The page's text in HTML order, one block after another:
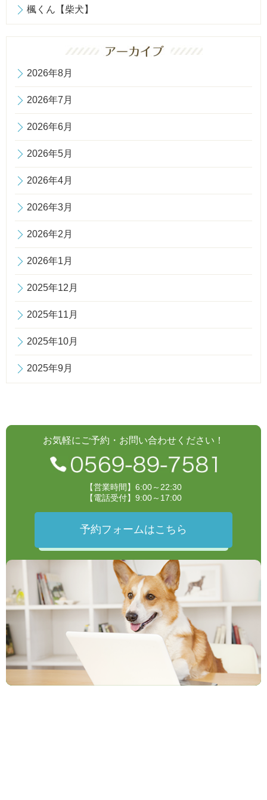
楓くん【柴犬】
2026年8月
2026年7月
2026年6月
2026年5月
2026年4月
2026年3月
2026年2月
2026年1月
2025年12月
2025年11月
2025年10月
2025年9月
お気軽にご予約・お問い合わせください！
【営業時間】6:00～22:30
【電話受付】9:00～17:00
予約フォームはこちら